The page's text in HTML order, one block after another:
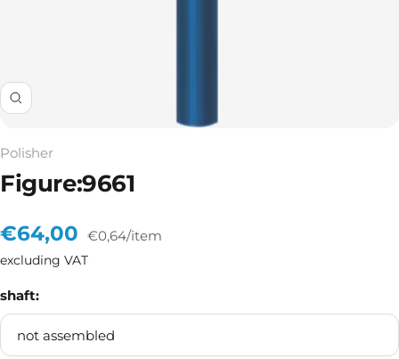
Zoom
Polisher
Figure:9661
Sale
price
€64,00 €0,64/item
excluding VAT
shaft:
not assembled